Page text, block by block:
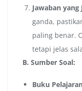
Jawaban yang
ganda,
paling benar.
tetapi jelas
B. Sumber Soal:
Buku